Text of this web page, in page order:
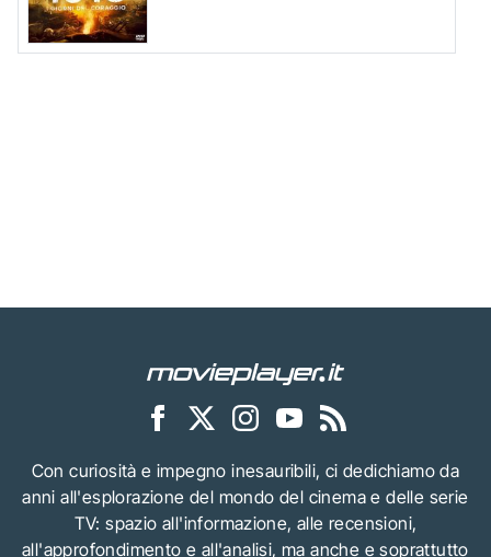
Con curiosità e impegno inesauribili, ci dedichiamo da
anni all'esplorazione del mondo del cinema e delle serie
TV: spazio all'informazione, alle recensioni,
all'approfondimento e all'analisi, ma anche e soprattutto